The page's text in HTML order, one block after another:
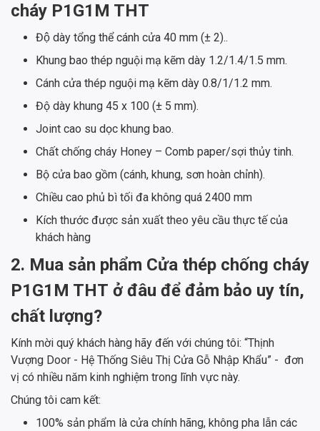
cháy P1G1M THT
Độ dày tổng thể cánh cửa 40 mm (± 2)..
Khung bao thép nguội mạ kẽm dày 1.2/1.4/1.5 mm.
Cánh cửa thép nguội mạ kẽm dày 0.8/1/1.2 mm.
Độ dày khung 45 x 100 (± 5 mm).
Joint cao su dọc khung bao.
Chất chống cháy Honey – Comb paper/sợi thủy tinh.
Bộ cửa bao gồm (cánh, khung, sơn hoàn chỉnh).
Chiều cao phủ bì tối đa không quá 2400 mm
Kích thước được sản xuất theo yêu cầu thực tế của
khách hàng
2. Mua sản phẩm Cửa thép chống cháy
P1G1M THT ở đâu để đảm bảo uy tín,
chất lượng?
Kính mời quý khách hàng hãy đến với chúng tôi: “Thịnh
Vượng Door - Hệ Thống Siêu Thị Cửa Gỗ Nhập Khẩu” - đơn
vị có nhiều năm kinh nghiệm trong lĩnh vực này.
Chúng tôi cam kết:
100% sản phẩm là cửa chính hãng, không pha lẫn các